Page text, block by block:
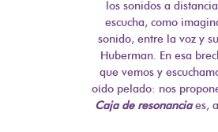
los sonidos a
escucha, como
sonido, entre la voz y
Huberman. En esa
que vemos y
oído pelado: nos
Caja de resonanciaes,